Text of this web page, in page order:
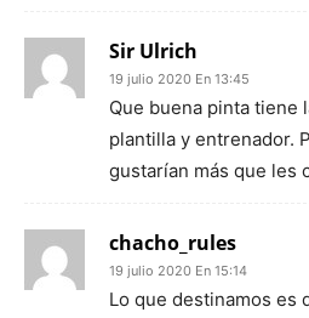
Sir Ulrich
19 julio 2020 En 13:45
Que buena pinta tiene
plantilla y entrenador.
gustarían más que les
chacho_rules
19 julio 2020 En 15:14
Lo que destinamos es